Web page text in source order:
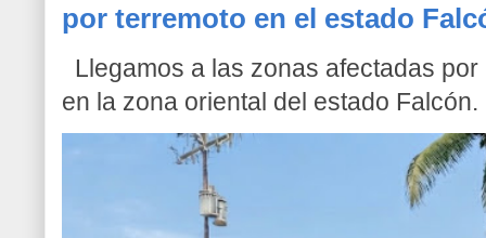
por terremoto en el estado
Llegamos a las zonas afectadas
en la zona oriental del estado